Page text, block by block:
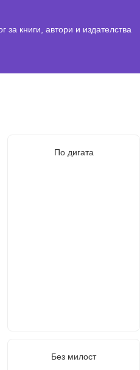
за книги, автори и издателства
По дигата
Без милост